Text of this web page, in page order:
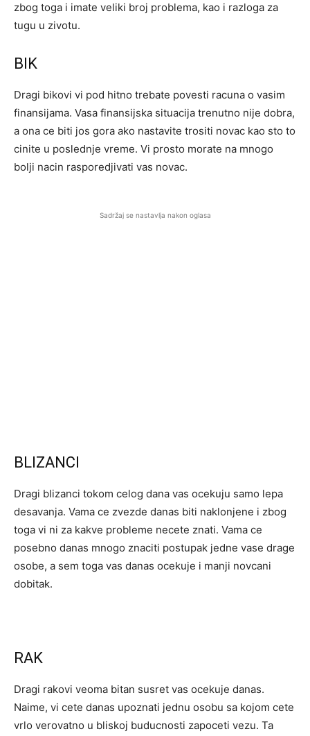
zbog toga i imate veliki broj problema, kao i razloga za
tugu u zivotu.
BIK
Dragi bikovi vi pod hitno trebate povesti racuna o vasim
finansijama. Vasa finansijska situacija trenutno nije dobra,
a ona ce biti jos gora ako nastavite trositi novac kao sto to
cinite u poslednje vreme. Vi prosto morate na mnogo
bolji nacin rasporedjivati vas novac.
Sadržaj se nastavlja nakon oglasa
BLIZANCI
Dragi blizanci tokom celog dana vas ocekuju samo lepa
desavanja. Vama ce zvezde danas biti naklonjene i zbog
toga vi ni za kakve probleme necete znati. Vama ce
posebno danas mnogo znaciti postupak jedne vase drage
osobe, a sem toga vas danas ocekuje i manji novcani
dobitak.
RAK
Dragi rakovi veoma bitan susret vas ocekuje danas.
Naime, vi cete danas upoznati jednu osobu sa kojom cete
vrlo verovatno u bliskoj buducnosti zapoceti vezu. Ta